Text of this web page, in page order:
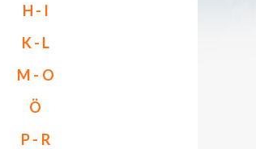
H - I
K - L
M - O
Ö
P - R